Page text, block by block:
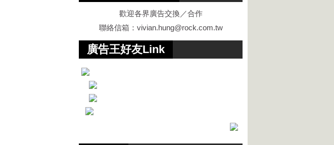
歡迎各界廣告交換／合作
聯絡信箱： vivian.hung@rock.com.tw
廣告王好友Link